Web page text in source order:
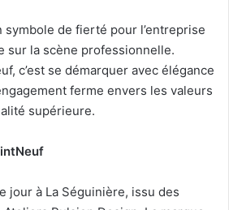
symbole de fierté pour l’entreprise
sur la scène professionnelle.
c’est se démarquer avec élégance
ferme envers les valeurs
supérieure.
jour à La Séguinière, issu des